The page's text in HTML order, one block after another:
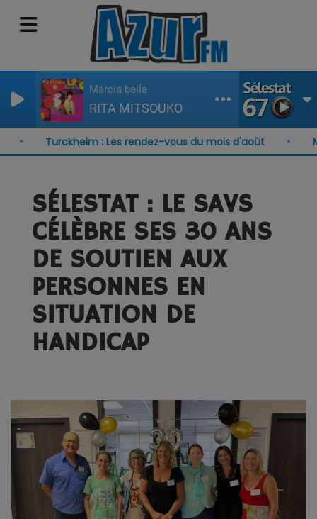
Marcia baila
RITA MITSOUKO
Turckheim : Les rendez-vous du mois d'août
SÉLESTAT : LE SAVS
CÉLÈBRE SES 30 ANS
DE SOUTIEN AUX
PERSONNES EN
SITUATION DE
HANDICAP